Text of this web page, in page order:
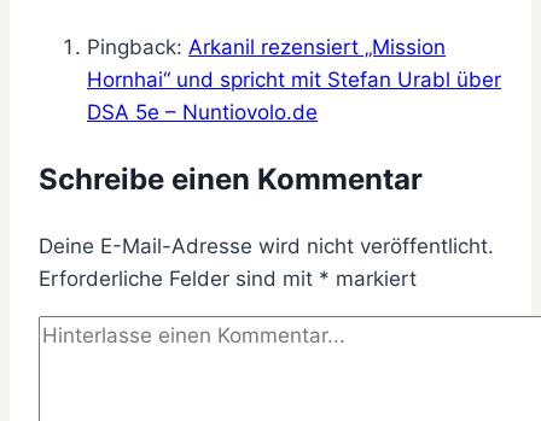
Pingback: Arkanil rezensiert „Mission
Hornhai“ und spricht mit Stefan Urabl über
DSA 5e – Nuntiovolo.de
Schreibe einen Kommentar
Deine E-Mail-Adresse wird nicht veröffentlicht.
Erforderliche Felder sind mit * markiert